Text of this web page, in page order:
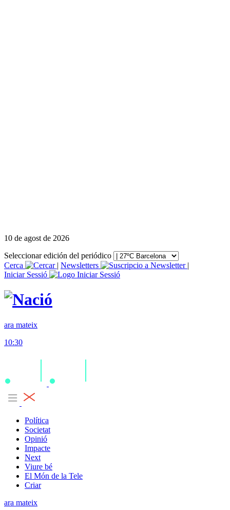
10 de agost de 2026
Seleccionar edición del periódico
Cerca
| Newsletters
|
Iniciar Sessió
ara mateix
10:30
Política
Societat
Opinió
Impacte
Next
Viure bé
El Món de la Tele
Criar
ara mateix